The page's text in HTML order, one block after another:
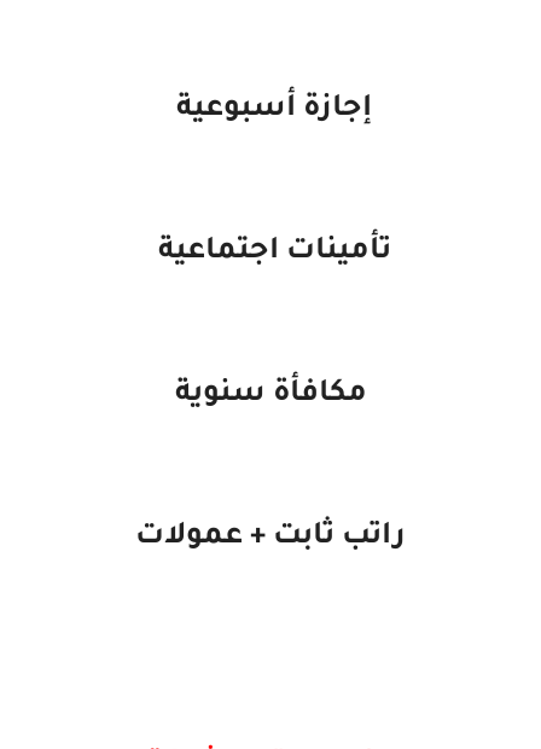
إجازة أسبوعية
تأمينات اجتماعية
مكافأة سنوية
راتب ثابت + عمولات